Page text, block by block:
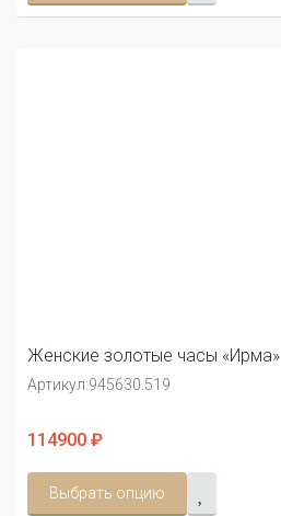
Женские золотые часы «Ирма»
Артикул:945630.519
114900 ₽
Выбрать опцию